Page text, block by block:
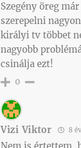
Szegény öreg
szerepelni
királyi tv többet
nagyobb
csinálja ezt!
0
Vizi Viktor 8